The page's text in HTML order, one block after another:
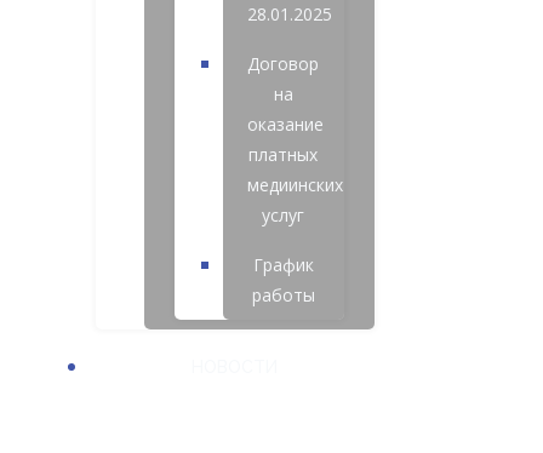
28.01.2025
Договор
на
оказание
платных
медиинских
услуг
График
работы